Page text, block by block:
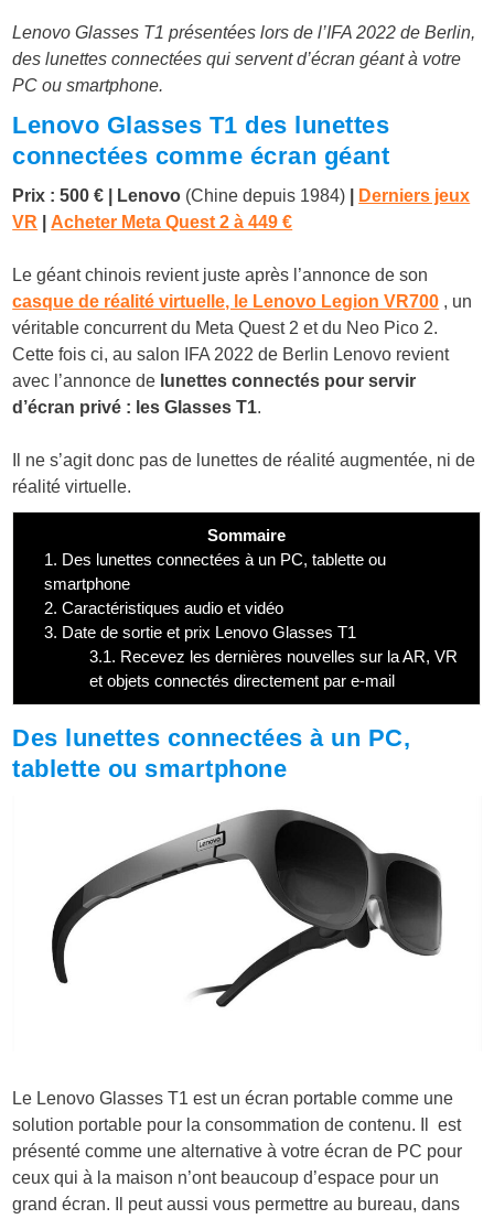
Lenovo Glasses T1 présentées lors de l’IFA 2022 de Berlin,
des lunettes connectées qui servent d’écran géant à votre
PC ou smartphone.
Lenovo Glasses T1 des lunettes
connectées comme écran géant
Prix : 500 € | Lenovo (Chine depuis 1984)
Derniers jeux
VR
Acheter Meta Quest 2 à 449 €
Le géant chinois revient juste après l’annonce de son
casque de réalité virtuelle, le Lenovo Legion VR700 , un
véritable concurrent du Meta Quest 2 et du Neo Pico 2.
Cette fois ci, au salon IFA 2022 de Berlin Lenovo revient
avec l’annonce de lunettes connectés pour servir
d’écran privé : les Glasses T1.
Il ne s’agit donc pas de lunettes de réalité augmentée, ni de
réalité virtuelle.
Sommaire
1. Des lunettes connectées à un PC, tablette ou
smartphone
2. Caractéristiques audio et vidéo
3. Date de sortie et prix Lenovo Glasses T1
3.1. Recevez les dernières nouvelles sur la AR, VR
et objets connectés directement par e-mail
Des lunettes connectées à un PC,
tablette ou smartphone
Le Lenovo Glasses T1 est un écran portable comme une
solution portable pour la consommation de contenu. Il est
présenté comme une alternative à votre écran de PC pour
ceux qui à la maison n’ont beaucoup d’espace pour un
grand écran. Il peut aussi vous permettre au bureau, dans